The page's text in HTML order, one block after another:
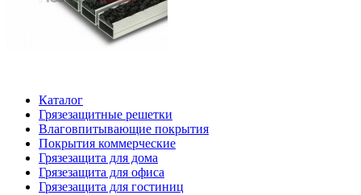
Каталог
Грязезащитные решетки
Влаговпитывающие покрытия
Покрытия коммерческие
Грязезащита для дома
Грязезащита для офиса
Грязезащита для гостиниц